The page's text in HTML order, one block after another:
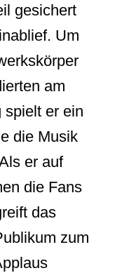
gesichert
Um
am
spielt er ein
die Musik
er auf
die Fans
das
zum